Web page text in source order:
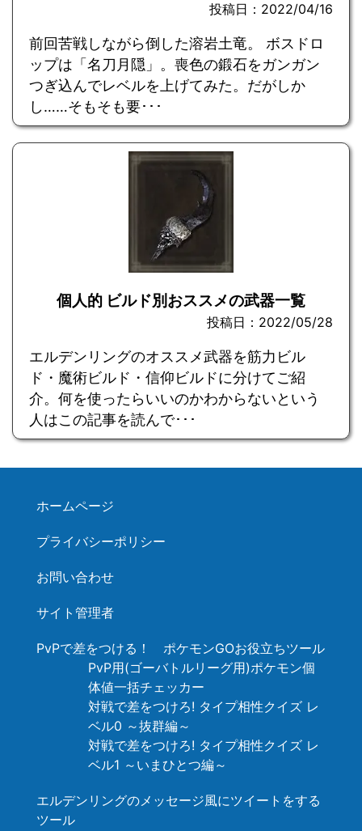
投稿日：2022/04/16
前回苦戦しながら倒した溶岩土竜。 ボスドロ
ップは「名刀月隠」。喪色の鍛石をガンガン
つぎ込んでレベルを上げてみた。だがしか
し……そもそも要･･･
個人的 ビルド別おススメの武器一覧
投稿日：2022/05/28
エルデンリングのオススメ武器を筋力ビル
ド・魔術ビルド・信仰ビルドに分けてご紹
介。何を使ったらいいのかわからないという
人はこの記事を読んで･･･
ホームページ
プライバシーポリシー
お問い合わせ
サイト管理者
PvPで差をつける！ ポケモンGOお役立ちツール
PvP用(ゴーバトルリーグ用)ポケモン個
体値一括チェッカー
対戦で差をつけろ! タイプ相性クイズ レ
ベル0 ～抜群編～
対戦で差をつけろ! タイプ相性クイズ レ
ベル1 ～いまひとつ編～
エルデンリングのメッセージ風にツイートをする
ツール